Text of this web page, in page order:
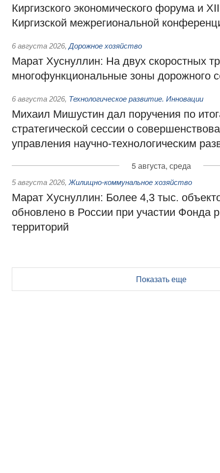
Киргизского экономического форума и
Киргизской межрегиональной
6 августа 2026, Дорожное хозяйство
Марат Хуснуллин: На двух скоростных
многофункциональные зоны дорожного
6 августа 2026, Технологическое развитие. Инновации
Михаил Мишустин дал поручения по
стратегической сессии о
управления научно-технологическим
5 августа, среда
5 августа 2026, Жилищно-коммунальное хозяйство
Марат Хуснуллин: Более 4,3 тыс.
обновлено в России при участии Фонда
территорий
Показать еще